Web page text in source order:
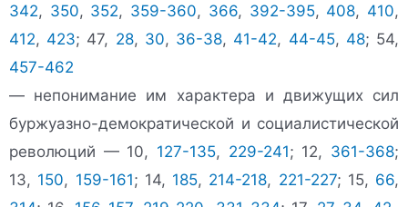
342, 350, 352, 359-360, 366, 392-395, 408, 410,
412, 423; 47, 28, 30, 36-38, 41-42, 44-45, 48; 54,
457-462
— непонимание им характера и движущих сил
буржуазно-демократической и социалистической
революций — 10, 127-135, 229-241; 12, 361-368;
13, 150, 159-161; 14, 185, 214-218, 221-227; 15, 66,